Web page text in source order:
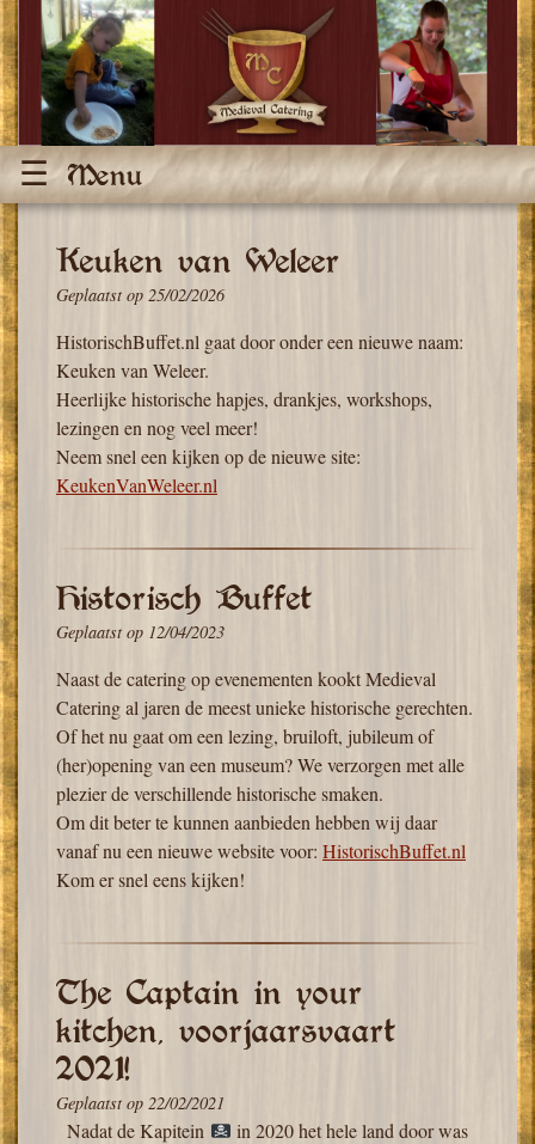
Ga
naar
de
content
Menu
Keuken van Weleer
Geplaatst op 25/02/2026
HistorischBuffet.nl gaat door onder een nieuwe naam:
Keuken van Weleer.
Heerlijke historische hapjes, drankjes, workshops,
lezingen en nog veel meer!
Neem snel een kijken op de nieuwe site:
KeukenVanWeleer.nl
Historisch Buffet
Geplaatst op 12/04/2023
Naast de catering op evenementen kookt Medieval
Catering al jaren de meest unieke historische gerechten.
Of het nu gaat om een lezing, bruiloft, jubileum of
(her)opening van een museum? We verzorgen met alle
plezier de verschillende historische smaken.
Om dit beter te kunnen aanbieden hebben wij daar
vanaf nu een nieuwe website voor: HistorischBuffet.nl
Kom er snel eens kijken!
The Captain in your
kitchen, voorjaarsvaart
2021!
Geplaatst op 22/02/2021
Nadat de Kapitein
in 2020 het hele land door was